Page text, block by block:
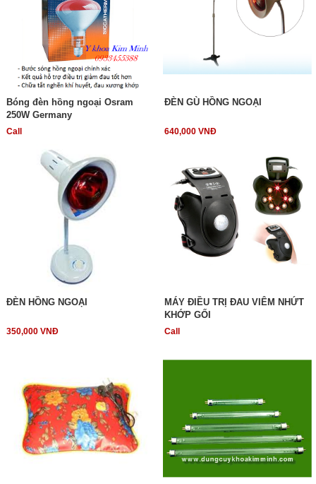
Bóng đèn hồng ngoại Osram
250W Germany
Call
ĐÈN GÙ HỒNG NGOẠI
640,000 VNĐ
ĐÈN HỒNG NGOẠI
350,000 VNĐ
MÁY ĐIỀU TRỊ ĐAU VIÊM NHỨT
KHỚP GỐI
Call